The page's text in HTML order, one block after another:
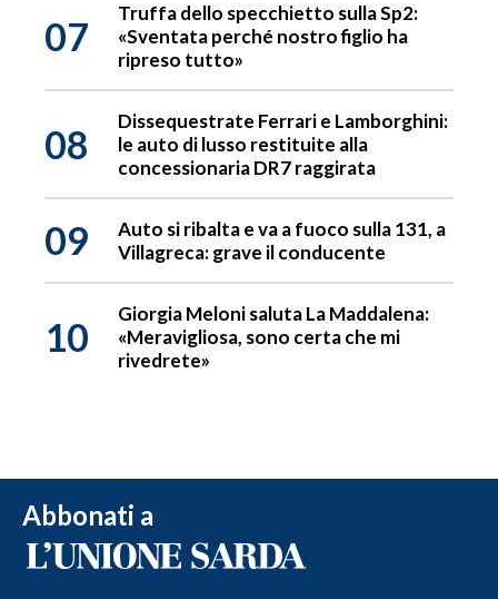
07
Truffa dello specchietto sulla Sp2:
«Sventata perché nostro figlio ha
ripreso tutto»
08
Dissequestrate Ferrari e Lamborghini:
le auto di lusso restituite alla
concessionaria DR7 raggirata
09
Auto si ribalta e va a fuoco sulla 131, a
Villagreca: grave il conducente
10
Giorgia Meloni saluta La Maddalena:
«Meravigliosa, sono certa che mi
rivedrete»
Abbonati a